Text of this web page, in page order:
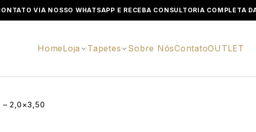
VIA NOSSO WHATSAPP E RECEBA CONSULTORIA COMPLETA
HomeLoja Tapetes Sobre NósContatoOUTLET
– 2,0×3,50